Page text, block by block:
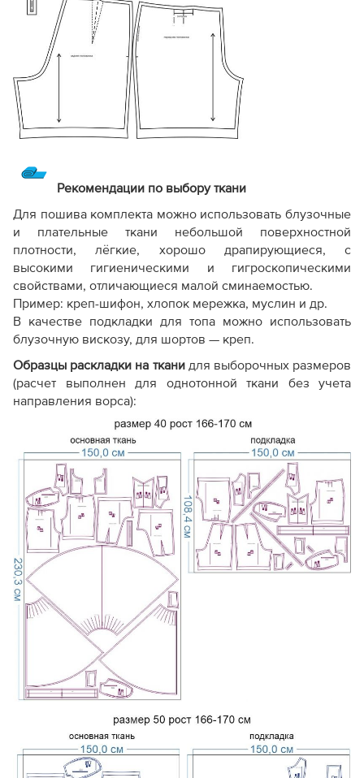
Рекомендации по выбору ткани
Для пошива комплекта можно использовать блузочные
и плательные ткани небольшой поверхностной
плотности, лёгкие, хорошо драпирующиеся, с
высокими гигиеническими и гигроскопическими
свойствами, отличающиеся малой сминаемостью.
Пример: креп-шифон, хлопок мережка, муслин и др.
В качестве подкладки для топа можно использовать
блузочную вискозу, для шортов — креп.
Образцы раскладки на ткани для выборочных размеров
(расчет выполнен для однотонной ткани без учета
направления ворса):